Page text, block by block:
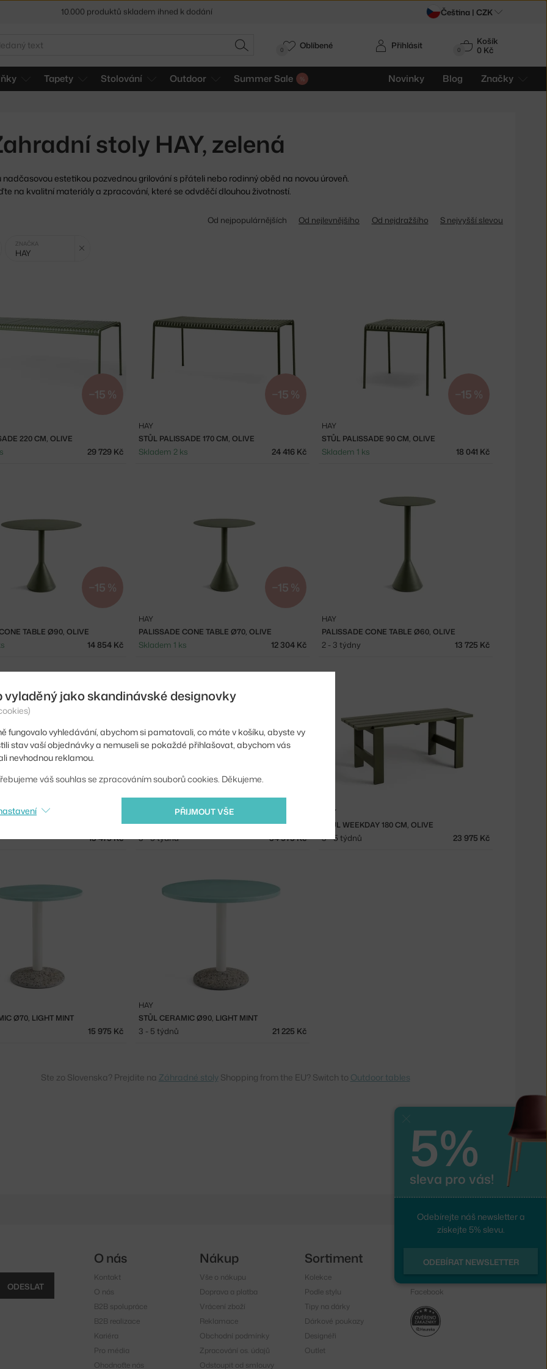
HLEDAT 0
Košík
0 Kč
Tapety Stolování Outdoor Summer Sale Novinky Blog Značky
Přihlásit
0 Oblíbené
stoly HAY, zelená
nadčasovou estetikou pozvednou grilování s přáteli nebo rodinný oběd na novou úroveň.
na kvalitní materiály a zpracování, které se odvděčí dlouhou životností.
Od nejpopulárnějších Od nejlevnějšího Od nejdražšího S nejvyšší slevou
ZNAČKA
HAY
−15 %
220 CM, OLIVE
29 729 Kč
−15 %
STŮL PALISSADE 170 CM, OLIVE
HAY
Skladem 2 ks 24 416 Kč
−15 %
STŮL PALISSADE 90 CM, OLIVE
HAY
Skladem 1 ks 18 041 Kč
−15 %
TABLE Ø90, OLIVE
14 854 Kč
−15 %
PALISSADE CONE TABLE Ø70, OLIVE
HAY
Skladem 1 ks 12 304 Kč
PALISSADE CONE TABLE Ø60, OLIVE
HAY
2 - 3 týdny 13 725 Kč
13 475 Kč
STŮL WEEKDAY 230 CM, OLIVE
3 - 5 týdnů 34 975 Kč
STŮL WEEKDAY 180 CM, OLIVE
HAY
3 - 5 týdnů 23 975 Kč
Ø70, LIGHT MINT
15 975 Kč
STŮL CERAMIC Ø90, LIGHT MINT
HAY
3 - 5 týdnů 21 225 Kč
Ste zo Slovenska? Prejdite na Záhradné stoly Shopping from the EU? Switch to Outdoor tables
Sleva 5 % pro odběratelenewsletteru Čeština | CZK
vyladěný jako skandinávské designovky
fungovalo vyhledávání, abychom si pamatovali, co máte v košíku, abyste vy
stav vaší objednávky a nemuseli se pokaždé přihlašovat, abychom vás
nevhodnou reklamou.
váš souhlas se zpracováním souborů cookies. Děkujeme.
PŘIJMOUT VŠE
5%
sleva pro vás!
Odebírejte náš newsletter a
získejte 5% slevu.
ODEBÍRAT NEWSLETTER
ODESLAT
O nás
Kontakt
O nás
B2B spolupráce
B2B realizace
Kariéra
Pro média
Ohodnoťte nás
Nákup
Vše o nákupu
Doprava a platba
Vrácení zboží
Reklamace
Obchodní podmínky
Zpracování os. údajů
Odstoupit od smlouvy
Sortiment
Kolekce
Podle stylu
Tipy na dárky
Dárkové poukazy
Designéři
Outlet
Sledujte nás
Facebook